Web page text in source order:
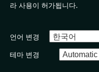
라 사용이 허가됩니다.
언어 변경
테마 변경